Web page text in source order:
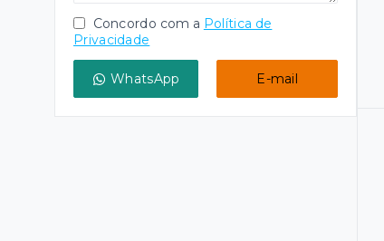
Concordo com a Política de
Privacidade
WhatsApp E-mail